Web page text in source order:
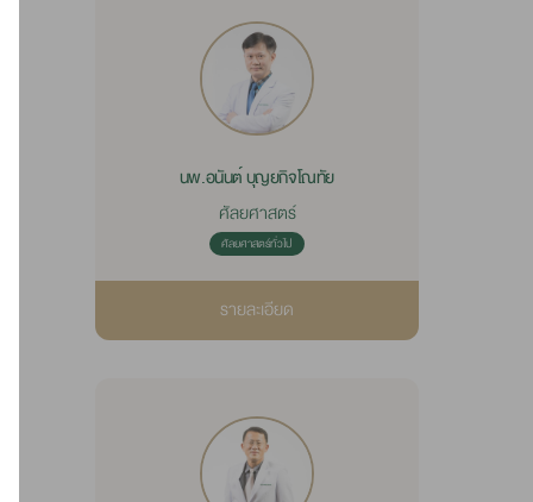
นพ.อนันต์ บุญยกิจโณทัย
ศัลยศาสตร์
ศัลยศาสตร์ทั่วไป
รายละเอียด